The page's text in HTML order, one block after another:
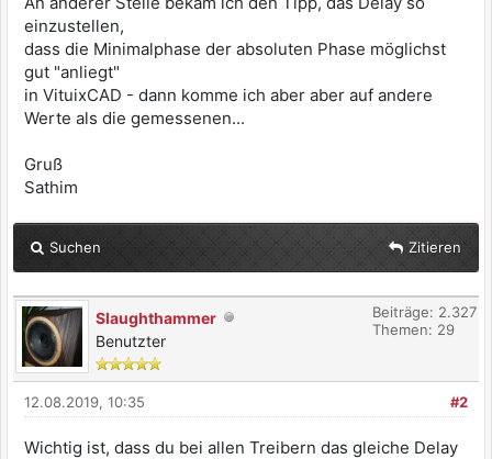
einzustellen,
dass die Minimalphase der absoluten Phase möglichst
gut "anliegt"
in VituixCAD - dann komme ich aber aber auf andere
Werte als die gemessenen...
Gruß
Sathim
Suchen Zitieren
Slaughthammer
Benutzter
Beiträge: 2.327
Themen: 29
#2
12.08.2019, 10:35
Wichtig ist, dass du bei allen Treibern das gleiche Delay